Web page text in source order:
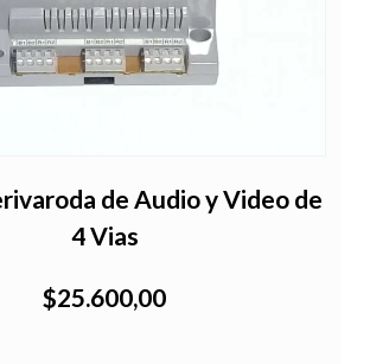
de Audio y Video de
4 Vias
$25.600,00